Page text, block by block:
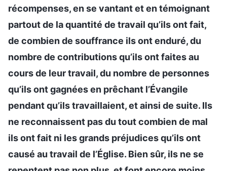
récompenses, en se vantant et en témoignant
partout de la quantité de travail qu’ils ont fait,
de combien de souffrance ils ont enduré, du
nombre de contributions qu’ils ont faites au
cours de leur travail, du nombre de personnes
qu’ils ont gagnées en prêchant l’Évangile
pendant qu’ils travaillaient, et ainsi de suite. Ils
ne reconnaissent pas du tout combien de mal
ils ont fait ni les grands préjudices qu’ils ont
causé au travail de l’Église. Bien sûr, ils ne se